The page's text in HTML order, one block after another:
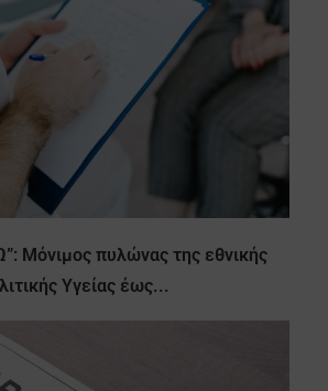
Μόνιμος πυλώνας της εθνικής
Υγείας έως...